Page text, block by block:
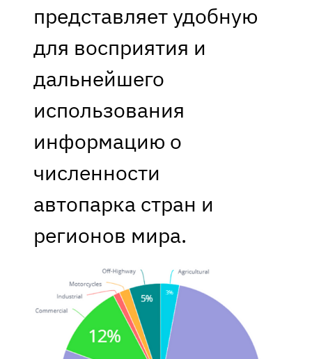
представляет удобную
для восприятия и
дальнейшего
использования
информацию о
численности
автопарка стран и
регионов мира.